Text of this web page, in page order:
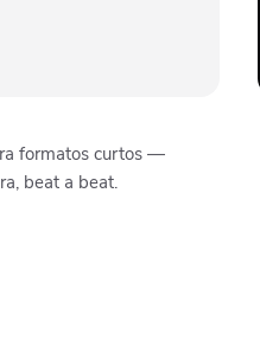
formatos curtos —
beat a beat.